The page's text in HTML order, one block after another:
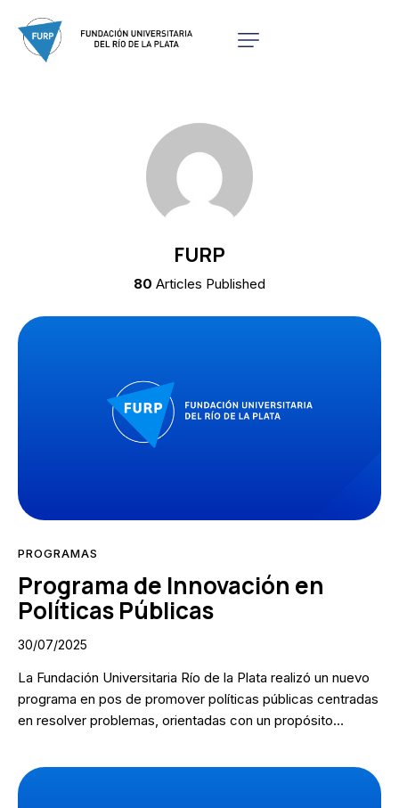
FURP
80 Articles Published
PROGRAMAS
Programa de Innovación en
Políticas Públicas
30/07/2025
La Fundación Universitaria Río de la Plata realizó un nuevo
programa en pos de promover políticas públicas centradas
en resolver problemas, orientadas con un propósito…